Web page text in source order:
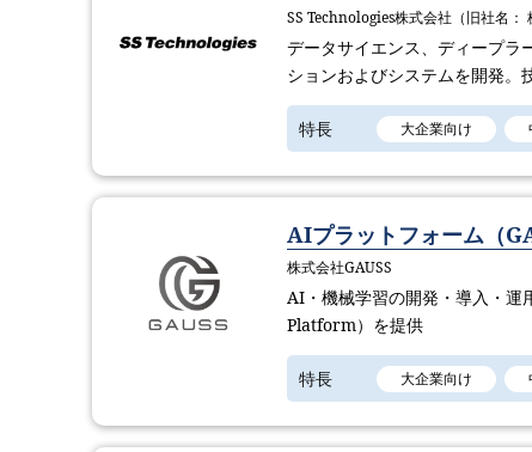
SS Technologies株式会社（旧社名：
データサイエンス、ディープラ
ションおよびシステムを開発。
特長 大企業向け
AIプラットフォーム（
株式会社GAUSS
AI・機械学習の開発・導入・運
Platform）を提供
特長 大企業向け